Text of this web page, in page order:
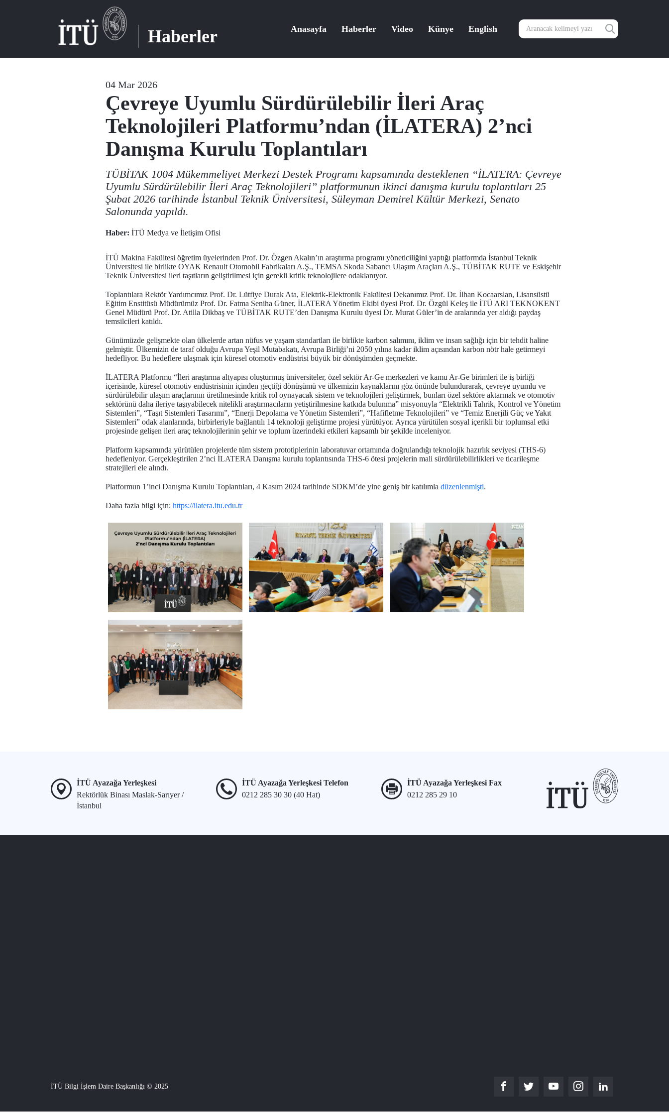
Haberler Anasayfa Haberler Video Künye English
04 Mar 2026
Çevreye Uyumlu Sürdürülebilir İleri Araç
Teknolojileri Platformu’ndan (İLATERA) 2’nci
Danışma Kurulu Toplantıları
TÜBİTAK 1004 Mükemmeliyet Merkezi Destek Programı kapsamında desteklenen “İLATERA: Çevreye
Uyumlu Sürdürülebilir İleri Araç Teknolojileri” platformunun ikinci danışma kurulu toplantıları 25
Şubat 2026 tarihinde İstanbul Teknik Üniversitesi, Süleyman Demirel Kültür Merkezi, Senato
Salonunda yapıldı.
Haber: İTÜ Medya ve İletişim Ofisi
İTÜ Makina Fakültesi öğretim üyelerinden Prof. Dr. Özgen Akalın’ın araştırma programı yöneticiliğini yaptığı platformda İstanbul Teknik
Üniversitesi ile birlikte OYAK Renault Otomobil Fabrikaları A.Ş., TEMSA Skoda Sabancı Ulaşım Araçları A.Ş., TÜBİTAK RUTE ve Eskişehir
Teknik Üniversitesi ileri taşıtların geliştirilmesi için gerekli kritik teknolojilere odaklanıyor.
Toplantılara Rektör Yardımcımız Prof. Dr. Lütfiye Durak Ata, Elektrik-Elektronik Fakültesi Dekanımız Prof. Dr. İlhan Kocaarslan, Lisansüstü
Eğitim Enstitüsü Müdürümüz Prof. Dr. Fatma Seniha Güner, İLATERA Yönetim Ekibi üyesi Prof. Dr. Özgül Keleş ile İTÜ ARI TEKNOKENT
Genel Müdürü Prof. Dr. Atilla Dikbaş ve TÜBİTAK RUTE’den Danışma Kurulu üyesi Dr. Murat Güler’in de aralarında yer aldığı paydaş
temsilcileri katıldı.
Günümüzde gelişmekte olan ülkelerde artan nüfus ve yaşam standartları ile birlikte karbon salımını, iklim ve insan sağlığı için bir tehdit haline
gelmiştir. Ülkemizin de taraf olduğu Avrupa Yeşil Mutabakatı, Avrupa Birliği’ni 2050 yılına kadar iklim açısından karbon nötr hale getirmeyi
hedefliyor. Bu hedeflere ulaşmak için küresel otomotiv endüstrisi büyük bir dönüşümden geçmekte.
İLATERA Platformu “İleri araştırma altyapısı oluşturmuş üniversiteler, özel sektör Ar-Ge merkezleri ve kamu Ar-Ge birimleri ile iş birliği
içerisinde, küresel otomotiv endüstrisinin içinden geçtiği dönüşümü ve ülkemizin kaynaklarını göz önünde bulundurarak, çevreye uyumlu ve
sürdürülebilir ulaşım araçlarının üretilmesinde kritik rol oynayacak sistem ve teknolojileri geliştirmek, bunları özel sektöre aktarmak ve otomotiv
sektörünü daha ileriye taşıyabilecek nitelikli araştırmacıların yetiştirilmesine katkıda bulunma” misyonuyla “Elektrikli Tahrik, Kontrol ve Yönetim
Sistemleri”, “Taşıt Sistemleri Tasarımı”, “Enerji Depolama ve Yönetim Sistemleri”, “Hafifletme Teknolojileri” ve “Temiz Enerjili Güç ve Yakıt
Sistemleri” odak alanlarında, birbirleriyle bağlantılı 14 teknoloji geliştirme projesi yürütüyor. Ayrıca yürütülen sosyal içerikli bir toplumsal etki
projesinde gelişen ileri araç teknolojilerinin şehir ve toplum üzerindeki etkileri kapsamlı bir şekilde inceleniyor.
Platform kapsamında yürütülen projelerde tüm sistem prototiplerinin laboratuvar ortamında doğrulandığı teknolojik hazırlık seviyesi (THS-6)
hedefleniyor. Gerçekleştirilen 2’nci İLATERA Danışma kurulu toplantısında THS-6 ötesi projelerin mali sürdürülebilirlikleri ve ticarileşme
stratejileri ele alındı.
Platformun 1’inci Danışma Kurulu Toplantıları, 4 Kasım 2024 tarihinde SDKM’de yine geniş bir katılımla düzenlenmişti.
Daha fazla bilgi için: https://ilatera.itu.edu.tr
İTÜ Ayazağa Yerleşkesi
Rektörlük Binası Maslak-Sarıyer /
İstanbul
İTÜ Ayazağa Yerleşkesi Telefon
0212 285 30 30 (40 Hat)
İTÜ Ayazağa Yerleşkesi Fax
0212 285 29 10
İTÜ Bilgi İşlem Daire Başkanlığı © 2025